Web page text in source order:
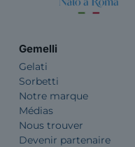
Gemelli
Gelati
Sorbetti
Notre marque
Médias
Nous trouver
Devenir partenaire